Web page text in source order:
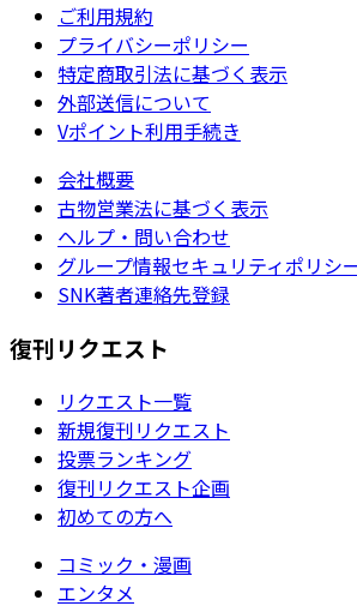
ご利用規約
プライバシーポリシー
特定商取引法に基づく表示
外部送信について
Vポイント利用手続き
会社概要
古物営業法に基づく表示
ヘルプ・問い合わせ
グループ情報セキュリティポリシ
SNK著者連絡先登録
復刊リクエスト
リクエスト一覧
新規復刊リクエスト
投票ランキング
復刊リクエスト企画
初めての方へ
コミック・漫画
エンタメ